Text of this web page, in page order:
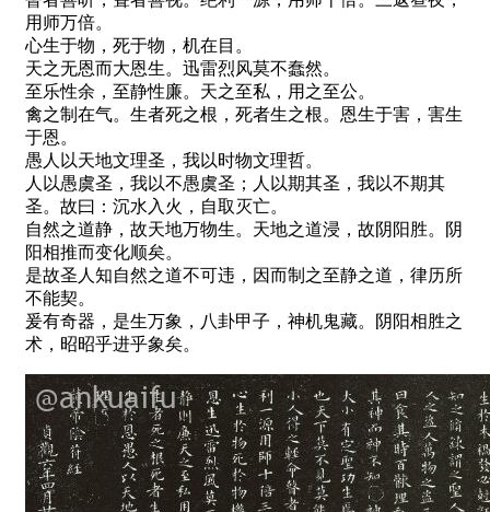
用师万倍。
心生于物，死于物，机在目。
天之无恩而大恩生。迅雷烈风莫不蠢然。
至乐性余，至静性廉。天之至私，用之至公。
禽之制在气。生者死之根，死者生之根。恩生于害，害生
于恩。
愚人以天地文理圣，我以时物文理哲。
人以愚虞圣，我以不愚虞圣；人以期其圣，我以不期其
圣。故曰：沉水入火，自取灭亡。
自然之道静，故天地万物生。天地之道浸，故阴阳胜。阴
阳相推而变化顺矣。
是故圣人知自然之道不可违，因而制之至静之道，律历所
不能契。
爰有奇器，是生万象，八卦甲子，神机鬼藏。阴阳相胜之
术，昭昭乎进乎象矣。